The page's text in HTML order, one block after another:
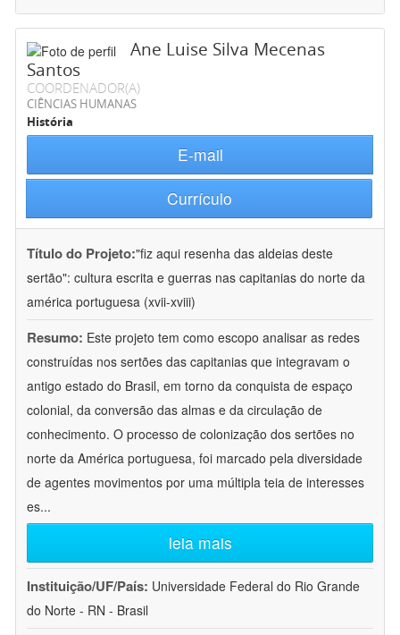
Ane Luise Silva Mecenas
Santos
COORDENADOR(A)
CIÊNCIAS HUMANAS
História
E-mail
Currículo
Título do Projeto:"fiz aqui resenha das aldeias deste
sertão": cultura escrita e guerras nas capitanias do norte da
américa portuguesa (xvii-xviii)
Resumo: Este projeto tem como escopo analisar as redes
construídas nos sertões das capitanias que integravam o
antigo estado do Brasil, em torno da conquista de espaço
colonial, da conversão das almas e da circulação de
conhecimento. O processo de colonização dos sertões no
norte da América portuguesa, foi marcado pela diversidade
de agentes movimentos por uma múltipla teia de interesses
es...
leia mais
Instituição/UF/País: Universidade Federal do Rio Grande
do Norte - RN - Brasil